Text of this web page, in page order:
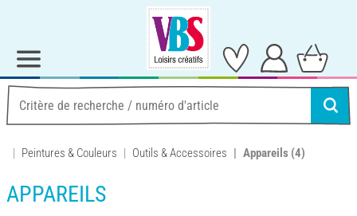
Peintures & Couleurs Outils & Accessoires Appareils (4)
APPAREILS